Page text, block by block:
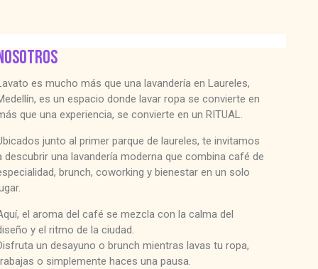
es mucho más que una lavandería en Laureles,
es un espacio donde lavar ropa se convierte en
que una experiencia, se convierte en un RITUAL.
junto al primer parque de laureles, te invitamos
descubrir una lavandería moderna que combina café de
brunch, coworking y bienestar en un solo
el aroma del café se mezcla con la calma del
y el ritmo de la ciudad.
un desayuno o brunch mientras lavas tu ropa,
o simplemente haces una pausa.